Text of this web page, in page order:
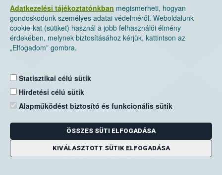
Adatkezelési tájékoztatónkban megismerheti, hogyan
gondoskodunk személyes adatai védelméről. Weboldalunk
cookie-kat (sütiket) használ a jobb felhasználói élmény
érdekében, melynek biztosításához kérjük, kattintson az
„Elfogadom” gombra.
Statisztikai célú sütik
Hirdetési célú sütik
Alapműködést biztosító és funkcionális sütik
ÖSSZES SÜTI ELFOGADÁSA
KIVÁLASZTOTT SÜTIK ELFOGADÁSA
Élelmiszer
Állat
Növény
Laboratóriumok
Labor/Egyéb
Cím: 1024 Budapest, Keleti Károly utca. 24.
Levelezési cím: 1525 Budapest. Pf. 30.